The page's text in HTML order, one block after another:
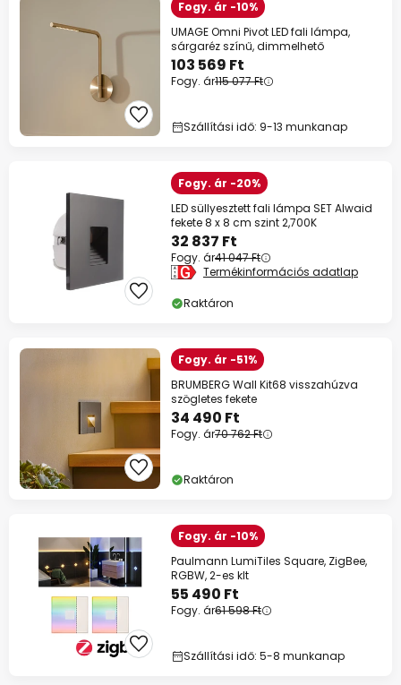
Fogy. ár -10%
UMAGE Omni Pivot LED fali lámpa,
sárgaréz színű, dimmelhető
103 569 Ft
Fogy. ár115 077 Ft
Szállítási idő: 9-13 munkanap
Fogy. ár -20%
LED süllyesztett fali lámpa SET Alwaid
fekete 8 x 8 cm szint 2,700K
32 837 Ft
Fogy. ár41 047 Ft
Termékinformációs adatlap
Raktáron
Fogy. ár -51%
BRUMBERG Wall Kit68 visszahúzva
szögletes fekete
34 490 Ft
Fogy. ár70 762 Ft
Raktáron
Fogy. ár -10%
Paulmann LumiTiles Square, ZigBee,
RGBW, 2-es klt
55 490 Ft
Fogy. ár61 598 Ft
Szállítási idő: 5-8 munkanap